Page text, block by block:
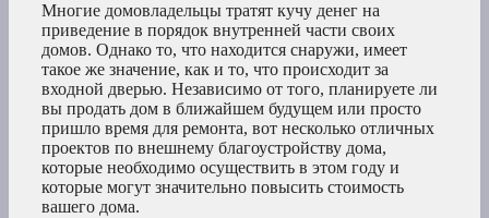
Многие домовладельцы тратят кучу денег на
приведение в порядок внутренней части своих
домов. Однако то, что находится снаружи, имеет
такое же значение, как и то, что происходит за
входной дверью. Независимо от того, планируете ли
вы продать дом в ближайшем будущем или просто
пришло время для ремонта, вот несколько отличных
проектов по внешнему благоустройству дома,
которые необходимо осуществить в этом году и
которые могут значительно повысить стоимость
вашего дома.